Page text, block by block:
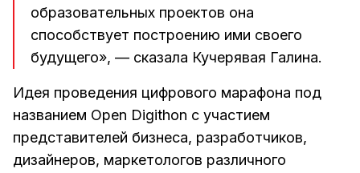
образовательных проектов она
способствует построению ими своего
будущего», — сказала Кучерявая Галина.
Идея проведения цифрового марафона под
названием Open Digithon с участием
представителей бизнеса, разработчиков,
дизайнеров, маркетологов различного